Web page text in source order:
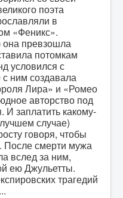
поэта
в
«Феникс».
она превзошла
потомкам
условился с
ним создавала
Лира» и «Ромео
авторство под
И заплатить какому-
случае)
говоря, чтобы
После смерти мужа
вслед за ним,
ею Джульетты.
трагедий